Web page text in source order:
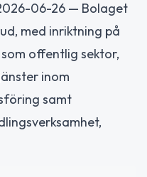
06-26 — Bolaget
med inriktning på
offentlig sektor,
inom
samt